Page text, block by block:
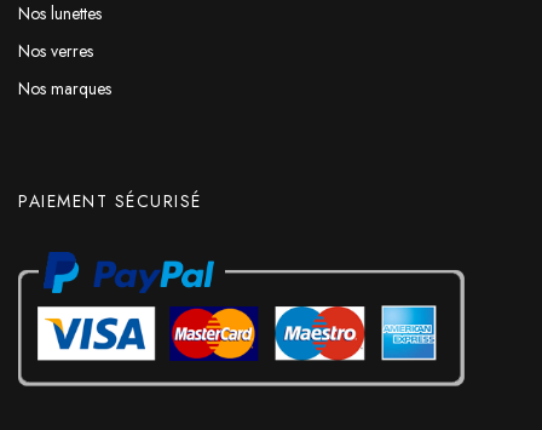
Nos lunettes
Nos verres
Nos marques
PAIEMENT SÉCURISÉ